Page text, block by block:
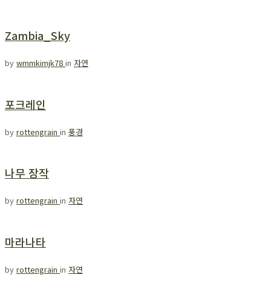
Zambia_Sky
by wmmkimjk78 in 자연
포크레인
by rottengrain in 풍경
나무 장작
by rottengrain in 자연
마라나타
by rottengrain in 자연